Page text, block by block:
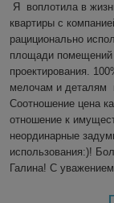
Я  воплотила в
квартиры с
рациционально
площади помещений
проектирования.
мелочам и деталям
Соотношение цена
отношение к
неординарные
использования:)!
Галина! С